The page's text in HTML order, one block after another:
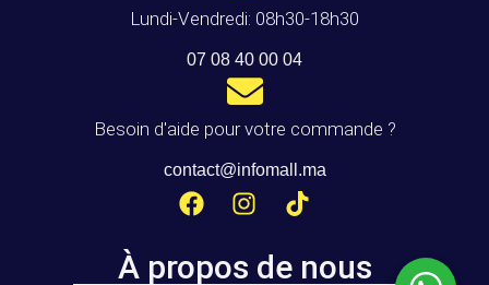
Lundi-Vendredi: 08h30-18h30
07 08 40 00 04
Besoin d'aide pour votre commande ?
contact@infomall.ma
À propos de nous